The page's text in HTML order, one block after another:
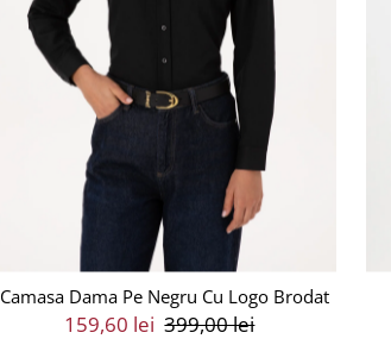
Camasa Dama Pe Negru Cu Logo Brodat
Preț
159,60 lei Preț
399,00 lei